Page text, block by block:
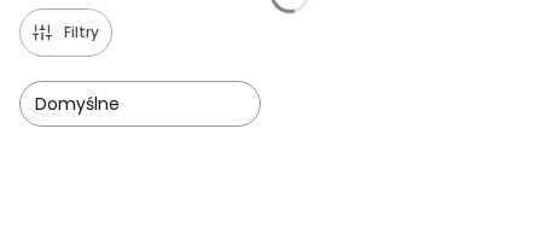
Filtry
Domyślne